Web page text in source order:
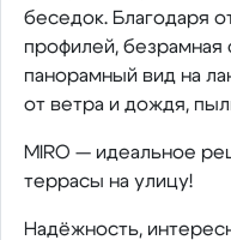
беседок. Благодаря
профилей, безрамная
панорамный вид на
от ветра и дождя,
MIRO — идеальное
террасы на улицу!
Надёжность,